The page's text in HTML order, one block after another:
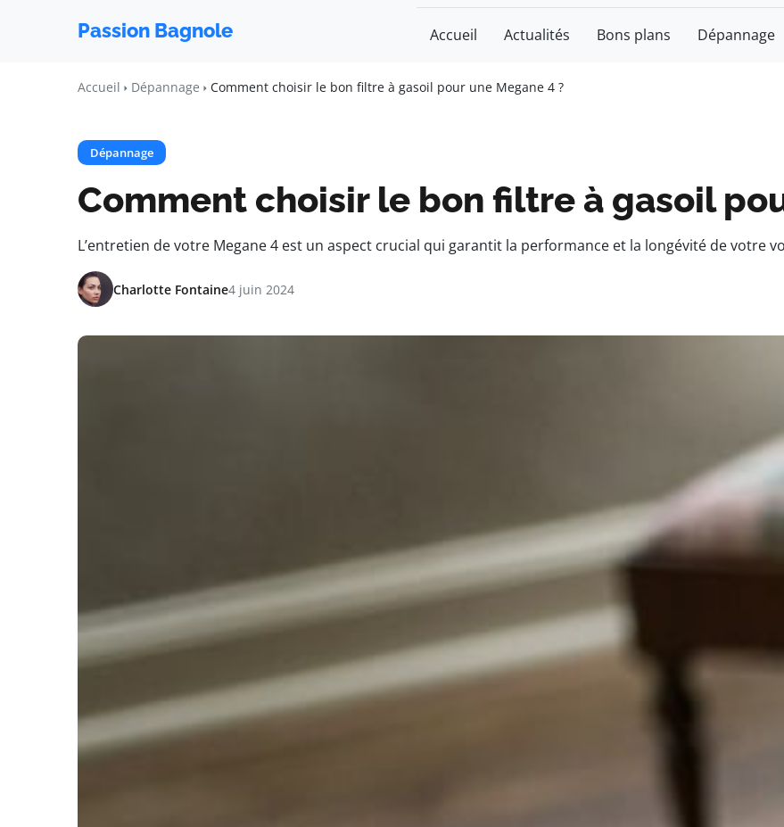
Passion Bagnole Accueil Actualités Bons plans Dépannage
Accueil Dépannage Comment choisir le bon filtre à gasoil pour une Megane 4 ?
Dépannage
Comment choisir le bon filtre à gasoil
L’entretien de votre Megane 4 est un aspect crucial qui garantit la performance et la longévité de
Charlotte Fontaine4 juin 2024